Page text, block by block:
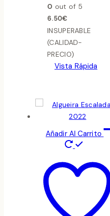
0 out of 5
6.50€
INSUPERABLE
(CALIDAD-
PRECIO)
Vista Rápida
Añadir Al Carrito